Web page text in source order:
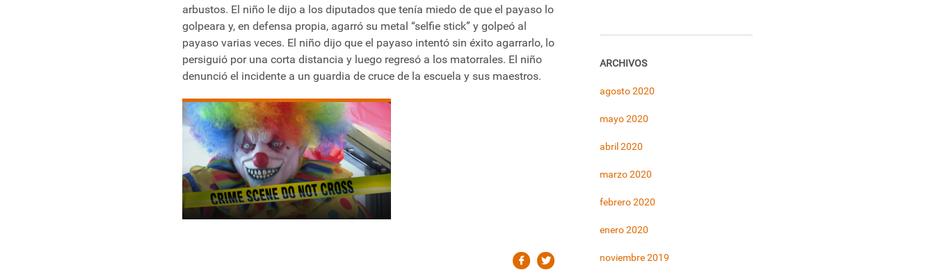
arbustos. El niño le dijo a los diputados que tenía miedo de que el payaso lo
golpeara y, en defensa propia, agarró su metal “selfie stick” y golpeó al
payaso varias veces. El niño dijo que el payaso intentó sin éxito agarrarlo, lo
persiguió por una corta distancia y luego regresó a los matorrales. El niño
denunció el incidente a un guardia de cruce de la escuela y sus maestros.
ARCHIVOS
agosto 2020
mayo 2020
abril 2020
marzo 2020
febrero 2020
enero 2020
noviembre 2019